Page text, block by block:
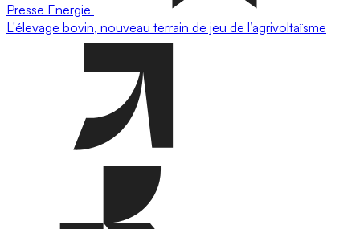
Presse Energie
L'élevage bovin, nouveau terrain de jeu de l’agrivoltaïsme